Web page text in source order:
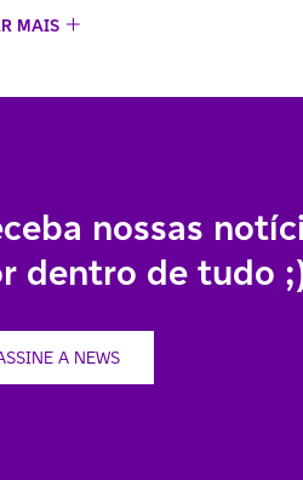
MAIS
nossas
dentro de tudo
A NEWS